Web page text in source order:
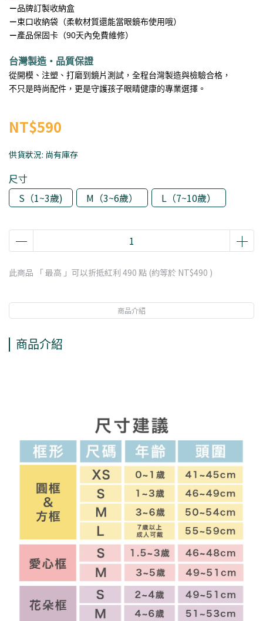
－品牌訂製收納盒
－束口收納袋（柔軟材質還能當眼鏡布使用哦）
－產品保固卡（90天內免費維修）
台灣製造・品質保證
從開模、注塑、打磨到鏡片測試，全程台灣製造與檢驗合格，
不只是時尚配件，更是守護孩子眼睛健康的專業選擇。
NT$590
供貨狀況: 尚有庫存
尺寸
S（1~3歲)
M（3~6歲） L（7~10歲）
此商品 「 最高 」可以折抵紅利 490 點 (約等於 NT$490 )
商品介紹
商品介紹